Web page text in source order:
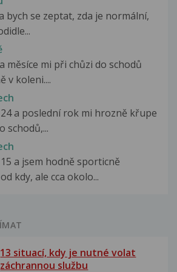
bych se zeptat, zda je normální,
měsíce mi při chůzi do schodů
v koleni....
a poslední rok mi hrozně křupe
schodů,...
a jsem hodně sporticně
kdy, ale cca okolo...
13 situací, kdy je nutné volat
záchrannou službu